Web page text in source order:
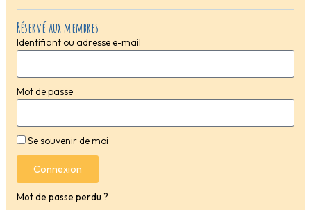
Réservé aux membres
Identifiant ou adresse e-mail
Mot de passe
Se souvenir de moi
Connexion
Mot de passe perdu ?